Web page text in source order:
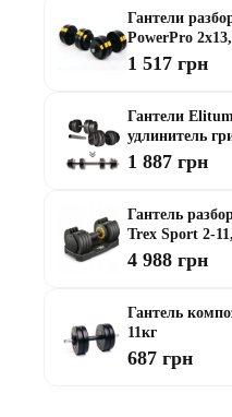
Штанги с w-
Жилеты утяжелители
Штанги с гантелями
Диски та набори
Гантелі
Штанги
Штанги з гантелями
Грифи олімпійські
Тренувальні лавки
Стійки для грифів та
Стійки для жиму
Диски та набори
Гантелі
Гантели
PowerPro
1 517 грн
Гантели
удлинитель
1 887 грн
Гантель
Trex Sport 2-
4 988 грн
Гантель
11кг
687 грн